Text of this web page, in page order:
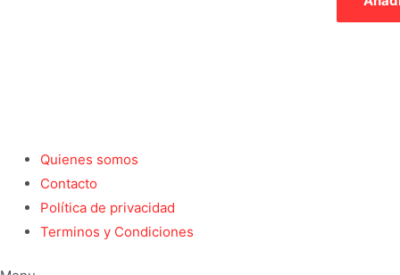
Quienes somos
Contacto
Política de privacidad
Terminos y Condiciones